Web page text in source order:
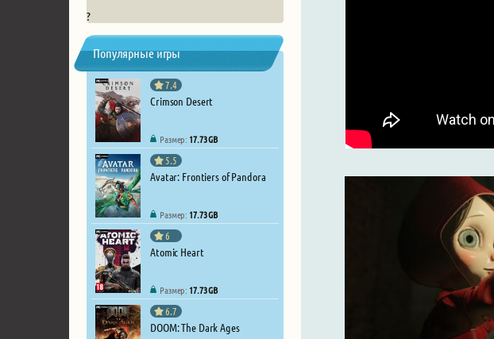
?
Популярные игры
7.4
Crimson Desert
Размер: 17.73 GB
5.5
Avatar: Frontiers of Pandora
Размер: 17.73 GB
6
Atomic Heart
Размер: 17.73 GB
6.7
DOOM: The Dark Ages